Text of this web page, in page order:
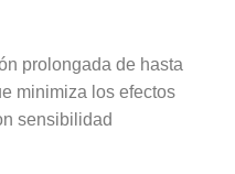
prolongada de hasta
minimiza los efectos
sensibilidad